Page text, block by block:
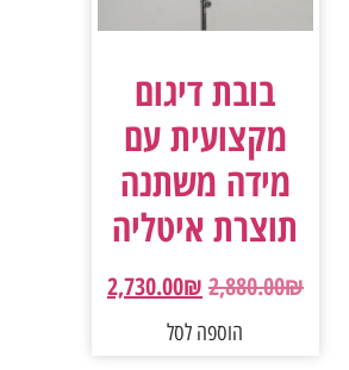
בובת דיגום
מקצועית עם
מידה משתנה
תוצרת איטליה
2,880.00₪
2,730.00₪
הוספה לסל